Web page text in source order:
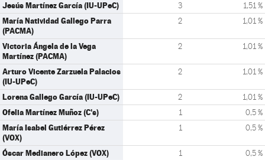
Jesús Martínez García (IU-UPeC) 3 1,51 %
María Natividad Gallego Parra
(PACMA)
2 1,01 %
Victoria Ángela de la Vega
Martínez (PACMA)
2 1,01 %
Arturo Vicente Zarzuela Palacios
(IU-UPeC)
2 1,01 %
Lorena Gallego García (IU-UPeC) 2 1,01 %
Ofelia Martínez Muñoz (C's) 1 0,5 %
María Isabel Gutiérrez Pérez
(VOX)
1 0,5 %
Óscar Medianero López (VOX) 1 0,5 %